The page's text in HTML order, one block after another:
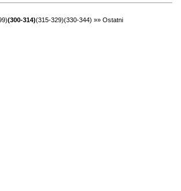
(300-314)(315-329)(330-344) »» Ostatni